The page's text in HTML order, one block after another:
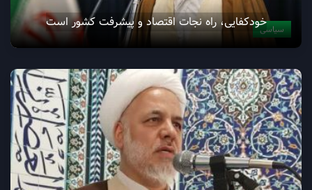
سیاسیخودکفایی، راه نجات اقتصاد و پیشرفت کشور است